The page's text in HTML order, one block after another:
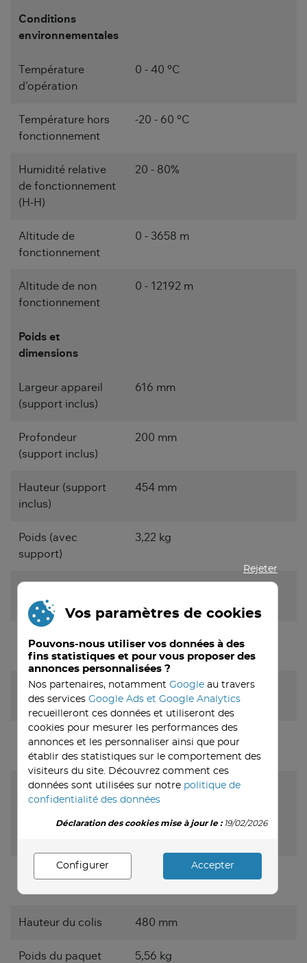
Conditions
environnementales
Température
d'opération
0 - 40 °C
Température hors
fonctionnement
-20 - 60 °C
Humidité relative
de fonctionnement
(H-H)
20 - 80%
Altitude de
fonctionnement
0 - 3658 m
Altitude de non
fonctionnement
0 - 12192 m
Poids et
dimensions
Largeur appareil
(support inclus)
616 mm
Profondeur
(support inclus)
200 mm
Hauteur (support
inclus)
454 mm
Poids (avec
support)
3,22 kg
Largeur (sans
support)
Profondeur (sans
support)
Hauteur (sans
support)
359 mm
Poids (sans
support)
2,85 kg
Informations sur
l'emballage
Profondeur du
colis
Hauteur du colis 480 mm
Poids du paquet 5,56 kg
Rejeter
Vos paramètres de cookies
Pouvons-nous utiliser vos données à des
fins statistiques et pour vous proposer des
annonces personnalisées ?
Nos partenaires, notamment Google au travers
des services Google Ads et Google Analytics
recueilleront ces données et utiliseront des
cookies pour mesurer les performances des
annonces et les personnaliser ainsi que pour
établir des statistiques sur le comportement des
visiteurs du site. Découvrez comment ces
données sont utilisées sur notre politique de
confidentialité des données
Déclaration des cookies mise à jour le :19/02/2026
Configurer Accepter